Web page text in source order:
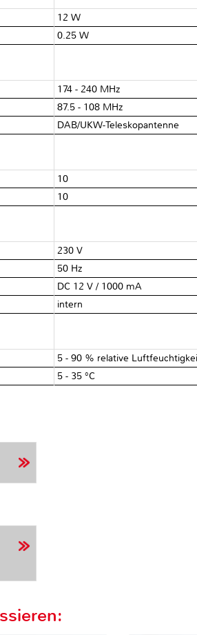
12 W
0.25 W
174 - 240 MHz
87.5 - 108 MHz
DAB/UKW-Teleskopantenne
10
10
230 V
50 Hz
DC 12 V / 1000 mA
intern
5 - 90 % relative
5 - 35 °C